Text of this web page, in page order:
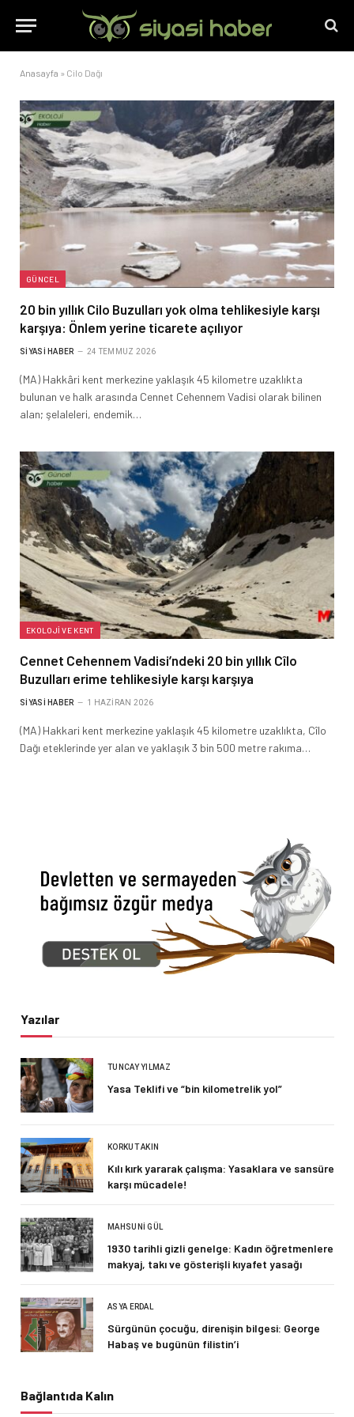
Anasayfa » Cilo Dağı
GÜNCEL
20 bin yıllık Cilo Buzulları yok olma tehlikesiyle karşı
karşıya: Önlem yerine ticarete açılıyor
SIYASI HABER 24 TEMMUZ 2026
(MA) Hakkâri kent merkezine yaklaşık 45 kilometre uzaklıkta
bulunan ve halk arasında Cennet Cehennem Vadisi olarak bilinen
alan; şelaleleri, endemik…
EKOLOJI VE KENT
Cennet Cehennem Vadisi’ndeki 20 bin yıllık Cîlo
Buzulları erime tehlikesiyle karşı karşıya
SIYASI HABER 1 HAZIRAN 2026
(MA) Hakkari kent merkezine yaklaşık 45 kilometre uzaklıkta, Cîlo
Dağı eteklerinde yer alan ve yaklaşık 3 bin 500 metre rakıma…
Yazılar
TUNCAY YILMAZ
Yasa Teklifi ve “bin kilometrelik yol”
KORKUT AKIN
Kılı kırk yararak çalışma: Yasaklara ve sansüre
karşı mücadele!
MAHSUNI GÜL
1930 tarihli gizli genelge: Kadın öğretmenlere
makyaj, takı ve gösterişli kıyafet yasağı
ASYA ERDAL
Sürgünün çocuğu, direnişin bilgesi: George
Habaş ve bugünün filistin’i
Bağlantıda Kalın